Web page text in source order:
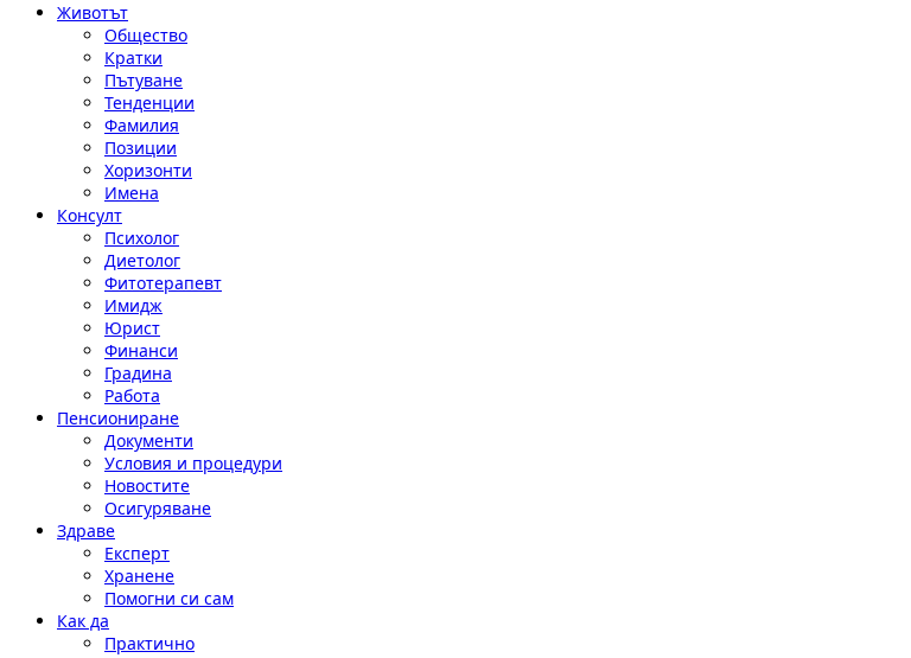
Животът
Общество
Кратки
Пътуване
Тенденции
Фамилия
Позиции
Хоризонти
Имена
Консулт
Психолог
Диетолог
Фитотерапевт
Имидж
Юрист
Финанси
Градина
Работа
Пенсиониране
Документи
Условия и процедури
Новостите
Осигуряване
Здраве
Експерт
Хранене
Помогни си сам
Как да
Практично